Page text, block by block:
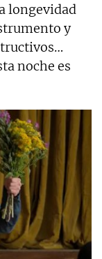
longevidad
y
noche es